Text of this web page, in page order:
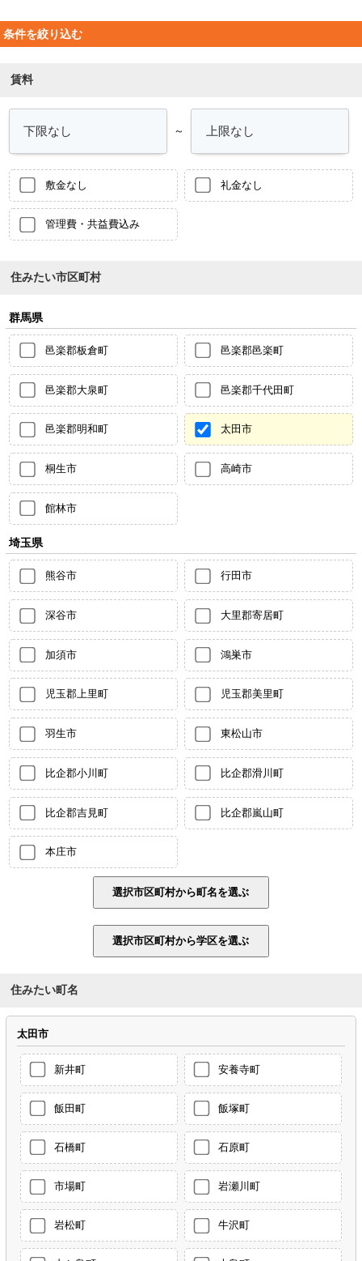
条件を絞り込む
賃料
～
敷金なし 礼金なし
管理費・共益費込み
住みたい市区町村
群馬県
邑楽郡板倉町 邑楽郡邑楽町
邑楽郡大泉町 邑楽郡千代田町
邑楽郡明和町 太田市
桐生市 高崎市
館林市
埼玉県
熊谷市 行田市
深谷市 大里郡寄居町
加須市 鴻巣市
児玉郡上里町 児玉郡美里町
羽生市 東松山市
比企郡小川町 比企郡滑川町
比企郡吉見町 比企郡嵐山町
本庄市
住みたい町名
太田市
新井町 安養寺町
飯田町 飯塚町
石橋町 石原町
市場町 岩瀬川町
岩松町 牛沢町